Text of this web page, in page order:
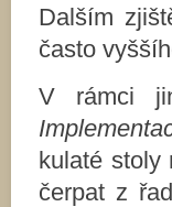
Dalším
často
V rámci
kulaté stoly
čerpat z